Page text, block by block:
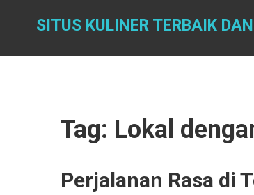
SITUS KULINER TERBAIK
Tag: Lokal
Perjalanan Rasa di